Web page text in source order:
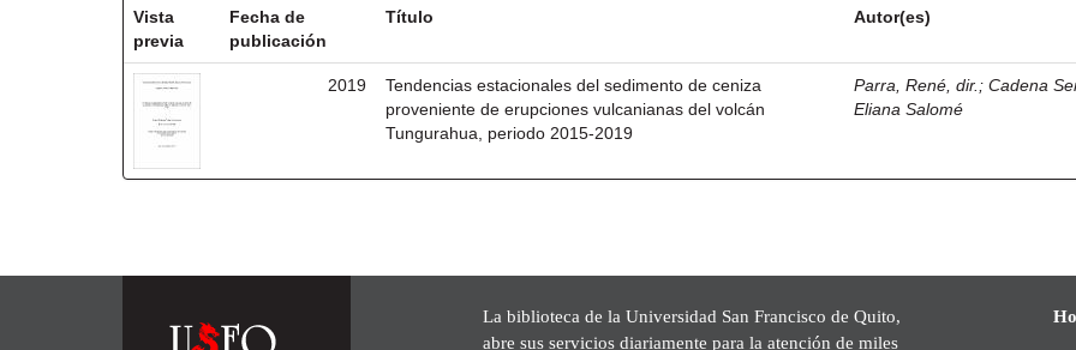
Vista
previa
Fecha de
publicación
Título Autor(es)
2019
Tendencias estacionales del sedimento de ceniza
proveniente de erupciones vulcanianas del volcán
Tungurahua, periodo 2015-2019
Parra, René, dir. ;Cadena
Eliana Salomé
La biblioteca de la Universidad San Francisco de Quito,
abre sus servicios diariamente para la atención de miles